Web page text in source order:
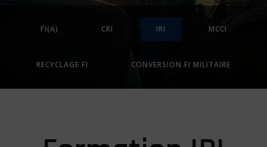
FI(A) CRI IRI MCCI
RECYCLAGE FI CONVERSION FI MILITAIRE